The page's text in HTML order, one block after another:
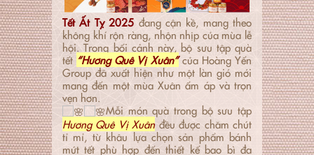
Tết Ất Tỵ 2025 đang cận kề, mang theo
không khí rộn ràng, nhộn nhịp của mùa lễ
hội. Trong bối cảnh này, bộ sưu tập quà
tết “Hương Quê Vị Xuân”của Hoàng Yến
Group đã xuất hiện như một làn gió mới
mang đến một mùa Xuân ấm áp và trọn
vẹn hơn.
Mỗi món quà trong bộ sưu tập
Hương Quê Vị Xuânđều được chăm chút
tỉ mỉ, từ khâu lựa chọn sản phẩm bánh
mứt tết phù hợp đến thiết kế bao bì đa